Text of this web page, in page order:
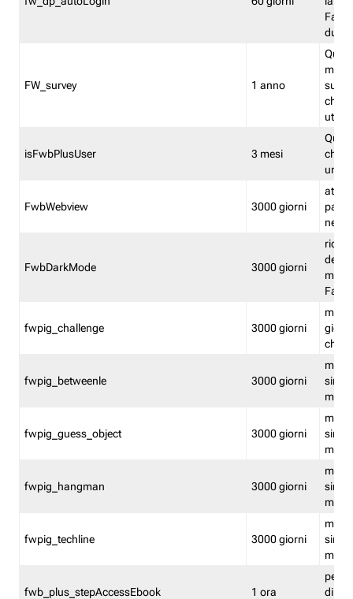
FW_survey 1 anno
utenti
isFwbPlusUser 3 mesi
che
una
FwbWebview 3000 giorni
attiva
FwbDarkMode 3000 giorni
fwpig_challenge 3000 giorni
fwpig_betweenle 3000 giorni
fwpig_guess_object 3000 giorni
fwpig_hangman 3000 giorni
fwpig_techline 3000 giorni
fwb_plus_stepAccessEbook 1 ora
di un